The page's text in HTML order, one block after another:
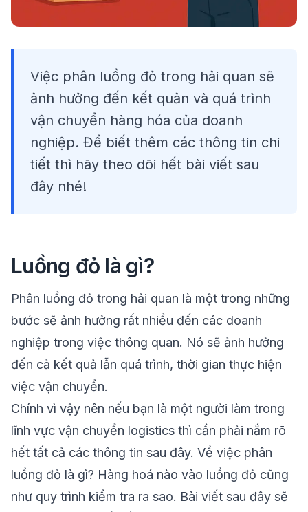
Việc phân luồng đỏ trong hải quan sẽ
ảnh hưởng đến kết quản và quá trình
vận chuyển hàng hóa của doanh
nghiệp. Để biết thêm các thông tin chi
tiết thì hãy theo dõi hết bài viết sau
đây nhé!
Luồng đỏ là gì?
Phân luồng đỏ trong hải quan là một trong những
bước sẽ ảnh hưởng rất nhiều đến các doanh
nghiệp trong việc thông quan. Nó sẽ ảnh hưởng
đến cả kết quả lẫn quá trình, thời gian thực hiện
việc vận chuyển.
Chính vì vậy nên nếu bạn là một người làm trong
lĩnh vực vận chuyển logistics thì cần phải nắm rõ
hết tất cả các thông tin sau đây. Về việc phân
luồng đỏ là gì? Hàng hoá nào vào luồng đỏ cũng
như quy trình kiểm tra ra sao. Bài viết sau đây sẽ